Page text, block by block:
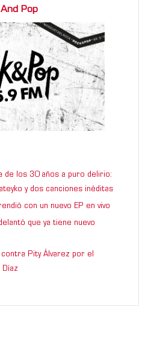
Pop
de los 30 años a puro delirio:
y dos canciones inéditas
con un nuevo EP en vivo
que ya tiene nuevo
Pity Álvarez por el